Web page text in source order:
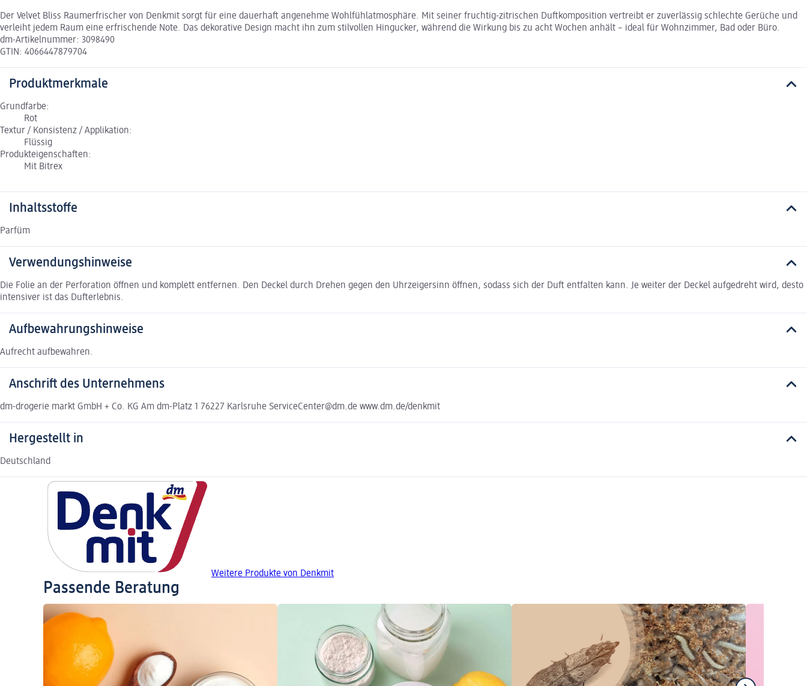
Der Velvet Bliss Raumerfrischer von Denkmit sorgt für eine dauerhaft angenehme Wohlfühlatmosphäre. Mit seiner fruchtig-zitrischen Duftkomposition vertreibt er zuverlässig schlechte Gerüche und
verleiht jedem Raum eine erfrischende Note. Das dekorative Design macht ihn zum stilvollen Hingucker, während die Wirkung bis zu acht Wochen anhält – ideal für Wohnzimmer, Bad oder Büro.
dm-Artikelnummer: 3098490
GTIN: 4066447879704
Produktmerkmale
Grundfarbe:
Rot
Textur / Konsistenz / Applikation:
Flüssig
Produkteigenschaften:
Mit Bitrex
Inhaltsstoffe
Parfüm
Verwendungshinweise
Die Folie an der Perforation öffnen und komplett entfernen. Den Deckel durch Drehen gegen den Uhrzeigersinn öffnen, sodass sich der Duft entfalten kann. Je weiter der Deckel aufgedreht wird, desto
intensiver ist das Dufterlebnis.
Aufbewahrungshinweise
Aufrecht aufbewahren.
Anschrift des Unternehmens
dm-drogerie markt GmbH + Co. KG Am dm-Platz 1 76227 Karlsruhe ServiceCenter@dm.de www.dm.de/denkmit
Hergestellt in
Deutschland
Weitere Produkte von Denkmit
Passende Beratung